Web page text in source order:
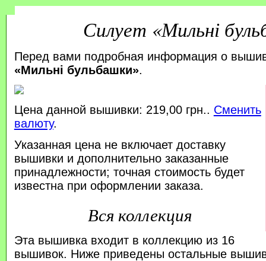
Силует «Мильні
Перед вами подробная информация о
«Мильні бульбашки».
Цена данной вышивки: 219,00 грн.. Сменить
валюту.
Указанная цена не включает доставку
вышивки и дополнительно заказанные
принадлежности; точная стоимость будет
известна при оформлении заказа.
Вся коллекция
Эта вышивка входит в коллекцию из 16
вышивок. Ниже приведены остальные